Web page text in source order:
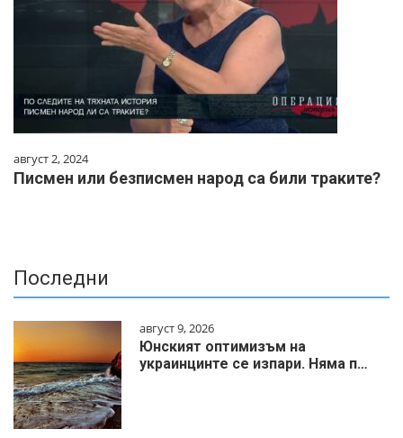
август 2, 2024
Писмен или безписмен народ са били траките?
Последни
август 9, 2026
Юнският оптимизъм на
украинцинте се изпари. Няма п…